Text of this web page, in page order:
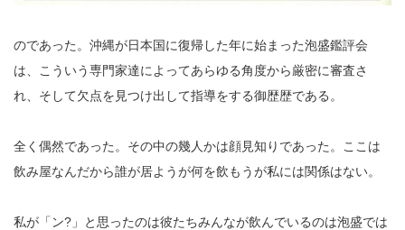
のであった。沖縄が日本国に復帰した年に始まった泡盛鑑評会
は、こういう専門家達によってあらゆる角度から厳密に審査さ
れ、そして欠点を見つけ出して指導をする御歴歴である。
全く偶然であった。その中の幾人かは顔見知りであった。ここは
飲み屋なんだから誰が居ようが何を飲もうが私には関係はない。
私が「ン?」と思ったのは彼たちみんなが飲んでいるのは泡盛では